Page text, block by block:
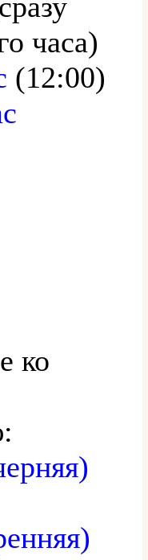
часа)
(12:00)
ко